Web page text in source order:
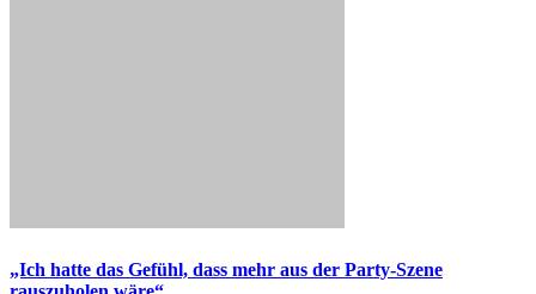
„Ich hatte das Gefühl, dass mehr aus der Party-Szene